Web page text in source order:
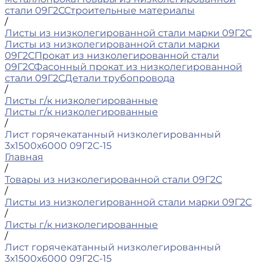
стали 09Г2ССтроительные материалы
/
Листы из низколегированной стали марки 09Г2С
Листы из низколегированной стали марки
09Г2СПрокат из низколегированной стали
09Г2СФасонный прокат из низколегированной
стали 09Г2СДетали трубопровода
/
Листы г/к низколегированные
Листы г/к низколегированные
/
Лист горячекатанный низколегированный
3х1500х6000 09Г2С-15
Главная
/
Товары из низколегированной стали 09Г2С
/
Листы из низколегированной стали марки 09Г2С
/
Листы г/к низколегированные
/
Лист горячекатанный низколегированный
3х1500х6000 09Г2С-15